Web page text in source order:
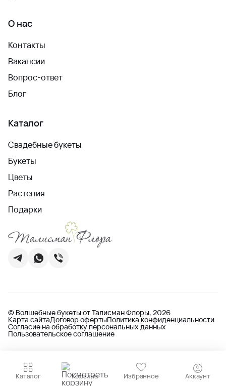
Каталог Корзина Избранное Аккаунт
О нас
Контакты
Вакансии
Вопрос-ответ
Блог
Каталог
Свадебные букеты
Букеты
Цветы
Растения
Подарки
© Волшебные букеты от Талисман Флоры, 2026
Карта сайтаДоговор офертыПолитика конфиденциальности
Согласие на обработку персональных данных
Пользовательское соглашение